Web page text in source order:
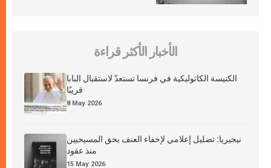
الأخبار الأكثر قراءة
الكنيسة الكاثوليكية في فرنسا تستعدّ لاستقبال البابا
قريبًا
8 May 2026
نيجيريا: تضليل إعلامي لإخفاء العنف بحق المسيحيين
منذ عقود
15 May 2026